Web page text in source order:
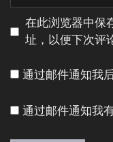
地
址
址
在此浏览器中保
址，以便下次评
通过邮件通知我
通过邮件通知我